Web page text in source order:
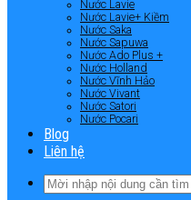
Nước Lavie
Nước Lavie+ Kiềm
Nước Saka
Nước Sapuwa
Nước Ado Plus +
Nước Holland
Nước Vĩnh Hảo
Nước Vivant
Nước Satori
Nước Pocari
Blog
Liên hệ